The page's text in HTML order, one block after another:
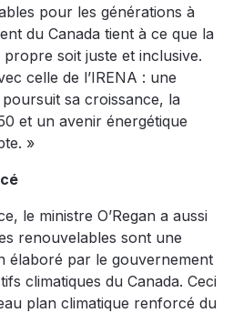
pour les générations à
du Canada tient à ce que la
propre soit juste et inclusive.
celle de l’IRENA : une
sa croissance, la
et un avenir énergétique
»
le ministre O’Regan a aussi
renouvelables sont une
élaboré par le gouvernement
climatiques du Canada. Ceci
plan climatique renforcé du